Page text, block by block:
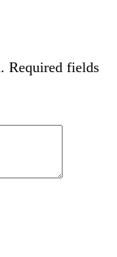
Required fields